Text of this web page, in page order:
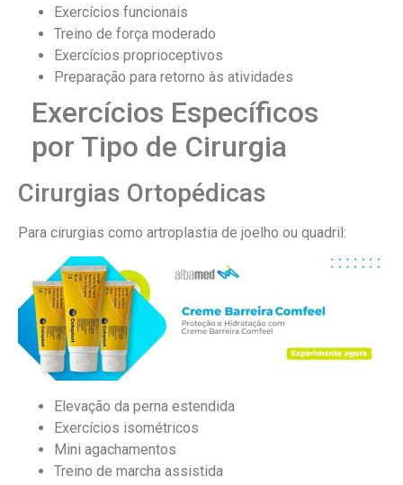
Exercícios funcionais
Treino de força moderado
Exercícios proprioceptivos
Preparação para retorno às atividades
Exercícios Específicos
por Tipo de Cirurgia
Cirurgias Ortopédicas
Para cirurgias como artroplastia de joelho ou quadril:
Elevação da perna estendida
Exercícios isométricos
Mini agachamentos
Treino de marcha assistida